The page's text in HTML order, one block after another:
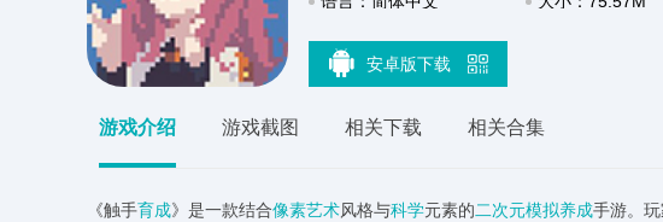
安卓版下载
游戏介绍 游戏截图 相关下载 相关合集
《触手育成》是一款结合像素艺术风格与科学元素的二次元模拟养成手游。